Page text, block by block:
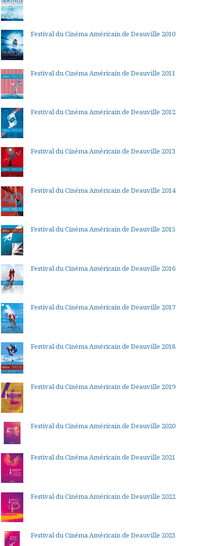
Festival du Cinéma Américain de Deauville 2010
Festival du Cinéma Américain de Deauville 2011
Festival du Cinéma Américain de Deauville 2012
Festival du Cinéma Américain de Deauville 2013
Festival du Cinéma Américain de Deauville 2014
Festival du Cinéma Américain de Deauville 2015
Festival du Cinéma Américain de Deauville 2016
Festival du Cinéma Américain de Deauville 2017
Festival du Cinéma Américain de Deauville 2018
Festival du Cinéma Américain de Deauville 2019
Festival du Cinéma Américain de Deauville 2020
Festival du Cinéma Américain de Deauville 2021
Festival du Cinéma Américain de Deauville 2022
Festival du Cinéma Américain de Deauville 2023